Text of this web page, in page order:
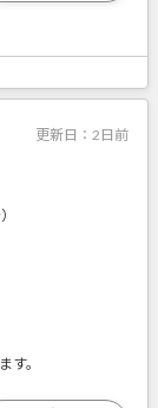
更新日： 2日前
す。